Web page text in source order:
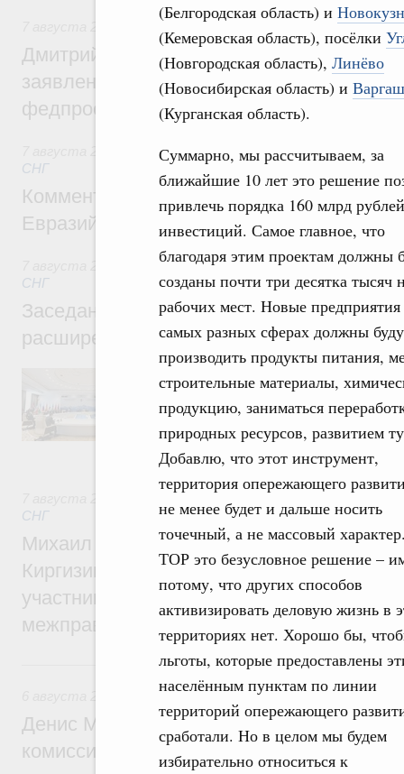
(Белгородская область) и
(Кемеровская область), посёлки
(Новгородская область), Линёво
(Новосибирская область) и
(Курганская область).
Суммарно, мы рассчитываем, за
ближайшие 10 лет это решение
привлечь порядка 160 млрд рублей
инвестиций. Самое главное, что
благодаря этим проектам должны
созданы почти три десятка тысяч
рабочих мест. Новые
самых разных сферах должны
производить продукты питания,
строительные материалы,
продукцию, заниматься
природных ресурсов, развитием
Добавлю, что этот инструмент,
территория опережающего
не менее будет и дальше носить
точечный, а не массовый
ТОР это безусловное решение –
потому, что других способов
активизировать деловую жизнь в
территориях нет. Хорошо бы,
льготы, которые предоставлены
населённым пунктам по линии
территорий опережающего
сработали. Но в целом мы будем
избирательно относиться к
Среднее профессиональное образование
Дмитрий Чернышенко: Установлен
заявлений от абитуриентов колледжей и
федпроекта «Профессионалитет»
Евразийский экономический союз.
СНГ
Комментарий Алексея Оверчука по
Евразийского межправительственного
Евразийский экономический союз.
СНГ
Заседание Евразийского
расширенном составе
числе совершенствование кооперации в
регулирования и администрирования,
железнодорожных перевозок,
рынка.
СНГ
Михаил Мишустин принял участие во
Киргизии Садыра Жапарова с главами
участников заседания Евразийского
межправительственного совета
6 августа, четверг
Общие вопросы промышленной политики
Денис Мантуров провёл заседание
комиссии по промышленности